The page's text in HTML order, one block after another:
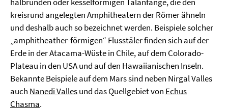
kreisrund angelegten Amphitheatern der Römer ähneln
und deshalb auch so bezeichnet werden. Beispiele solcher
„amphitheather-förmigen“ Flusstäler finden sich auf der
Erde in der Atacama-Wüste in Chile, auf dem Colorado-
Plateau in den USA und auf den Hawaiianischen Inseln.
Bekannte Beispiele auf dem Mars sind neben Nirgal Valles
auch Nanedi Vallesund das Quellgebiet von Echus
Chasma.